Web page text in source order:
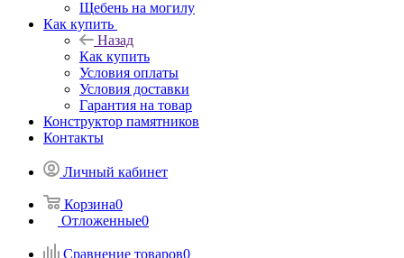
Щебень на могилу
Как купить
Назад
Как купить
Условия оплаты
Условия доставки
Гарантия на товар
Конструктор памятников
Контакты
Личный кабинет
Корзина0
Отложенные0
Сравнение товаров0